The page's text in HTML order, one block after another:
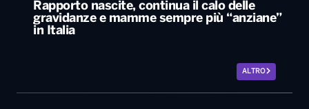
Rapporto nascite, continua il calo delle
gravidanze e mamme sempre più “anziane”
in Italia
ALTRO